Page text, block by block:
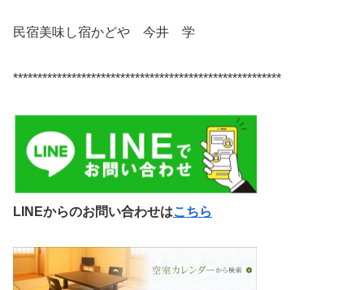
民宿美味し宿かどや 今井 学
*******************************************************
LINEからのお問い合わせはこちら